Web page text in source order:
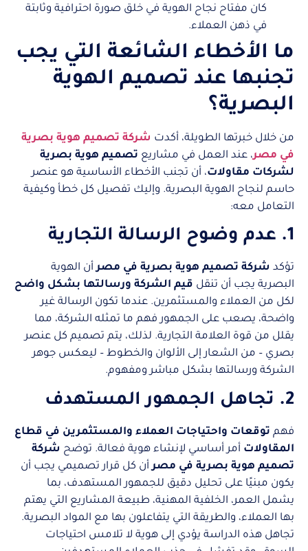
كان مفتاح نجاح الهوية في خلق صورة احترافية وثابتة
في ذهن العملاء.
ما الأخطاء الشائعة التي يجب
تجنبها عند تصميم الهوية
البصرية؟
من خلال خبرتها الطويلة، أكدت شركة تصميم هوية بصرية
في مصر، عند العمل في مشاريع تصميم هوية بصرية
لشركات مقاولات، أن تجنب الأخطاء الأساسية هو عنصر
حاسم لنجاح الهوية البصرية. وإليك تفصيل كل خطأ وكيفية
التعامل معه:
1. عدم وضوح الرسالة التجارية
تؤكد شركة تصميم هوية بصرية في مصرأن الهوية
البصرية يجب أن تنقل قيم الشركة ورسالتها بشكل واضح
لكل من العملاء والمستثمرين. عندما تكون الرسالة غير
واضحة، يصعب على الجمهور فهم ما تمثله الشركة، مما
يقلل من قوة العلامة التجارية. لذلك، يتم تصميم كل عنصر
بصري – من الشعار إلى الألوان والخطوط – ليعكس جوهر
الشركة ورسالتها بشكل مباشر ومفهوم.
2. تجاهل الجمهور المستهدف
فهم توقعات واحتياجات العملاء والمستثمرين في قطاع
المقاولات أمر أساسي لإنشاء هوية فعالة. توضح شركة
تصميم هوية بصرية في مصرأن كل قرار تصميمي يجب أن
يكون مبنيًا على تحليل دقيق للجمهور المستهدف، بما
يشمل العمر، الخلفية المهنية، طبيعة المشاريع التي يهتم
بها العملاء، والطريقة التي يتفاعلون بها مع المواد البصرية.
تجاهل هذه الدراسة يؤدي إلى هوية لا تلامس احتياجات